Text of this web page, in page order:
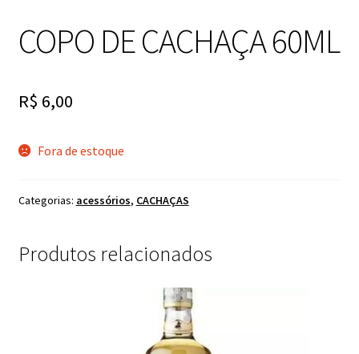
COPO DE CACHAÇA 60ML
R$ 6,00
Fora de estoque
Categorias: acessórios, CACHAÇAS
Produtos relacionados